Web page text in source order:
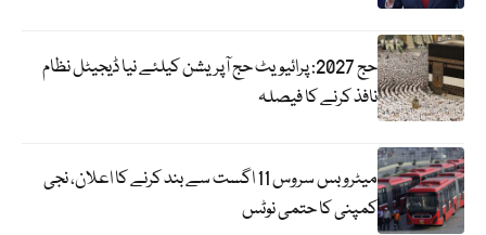
حج 2027: پرائیویٹ حج آپریشن کیلئے نیا ڈیجیٹل نظام
نافذ کرنے کا فیصلہ
میٹرو بس سروس 11 اگست سے بند کرنے کا اعلان، نجی
کمپنی کا حتمی نوٹس